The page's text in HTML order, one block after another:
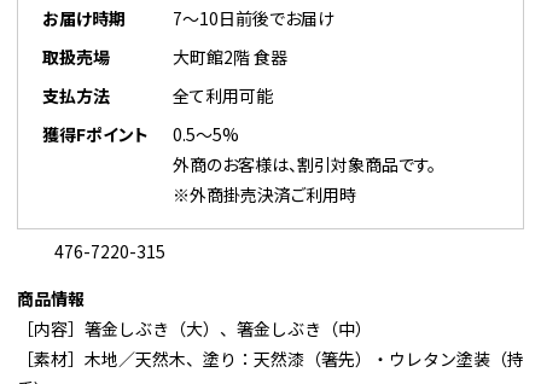
お届け時期
7～10日前後でお届け
取扱売場
大町館2階 食器
支払方法
全て利用可能
獲得Fポイント
0.5～5%
外商のお客様は、割引対象商品です。
※外商掛売決済ご利用時
476-7220-315
商品情報
［内容］箸金しぶき（大）、箸金しぶき（中）
［素材］木地／天然木、塗り：天然漆（箸先）・ウレタン塗装（持